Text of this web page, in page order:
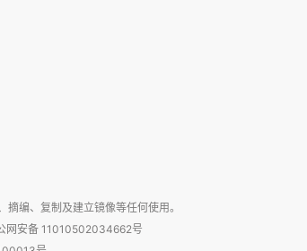
编、复制及建立镜像等任何使用。
网安备 11010502034662号